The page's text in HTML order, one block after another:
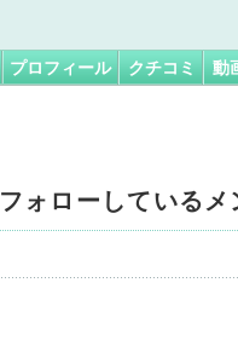
プロフィール クチコミ 動
フォローしているメ